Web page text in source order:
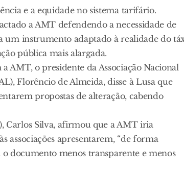
e a equidade no sistema tarifário.
a AMT defendendo a necessidade de
um instrumento adaptado à realidade do
pública mais alargada.
AMT, o presidente da Associação Nacional
Florêncio de Almeida, disse à Lusa que
propostas de alteração, cabendo
Carlos Silva, afirmou que a AMT iria
apresentarem, “de forma
o documento menos transparente e menos